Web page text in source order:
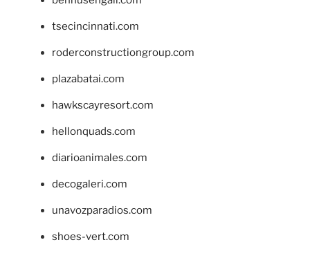
tsecincinnati.com
roderconstructiongroup.com
plazabatai.com
hawkscayresort.com
hellonquads.com
diarioanimales.com
decogaleri.com
unavozparadios.com
shoes-vert.com